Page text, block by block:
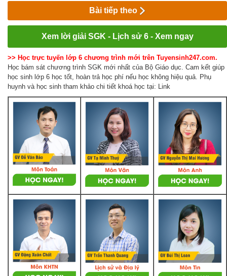
Bài tiếp theo
Xem lời giải SGK - Lịch sử 6 - Xem ngay
>> Học trực tuyến lớp 6 chương trình mới trên Tuyensinh247.com.
Học bám sát chương trình SGK mới nhất của Bộ Giáo dục. Cam kết giúp
học sinh lớp 6 học tốt, hoàn trả học phí nếu học không hiệu quả. Phụ
huynh và học sinh tham khảo chi tiết khoá học tại: Link